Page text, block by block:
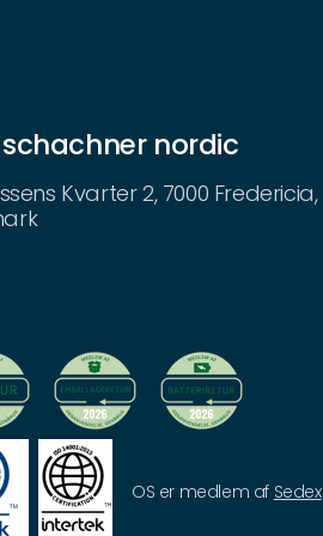
nordic
Kvarter 2, 7000 Fredericia,
OS er medlem af Sedex